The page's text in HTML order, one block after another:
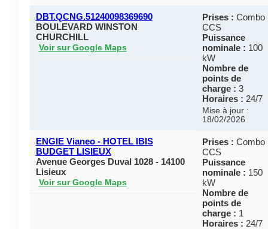
DBT.QCNG.51240098369690
BOULEVARD WINSTON
CHURCHILL
Voir sur Google Maps
Prises : Combo
CCS
Puissance
nominale : 100
kW
Nombre de
points de
charge : 3
Horaires : 24/7
Mise à jour :
18/02/2026
ENGIE Vianeo - HOTEL IBIS
BUDGET LISIEUX
Avenue Georges Duval 1028 - 14100
Lisieux
Voir sur Google Maps
Prises : Combo
CCS
Puissance
nominale : 150
kW
Nombre de
points de
charge : 1
Horaires : 24/7